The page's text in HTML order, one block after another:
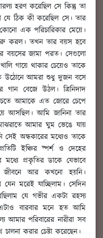
হরণ করেছিল সে কিন্তু তা
ঠিক কী করেছিল সে। তার
এক পরিচারিকার মেয়ে।
করল। তখন তার বয়স হবে
বয়সের জামা পরত। সেগুলো
গায়ে থাকার চেয়েও তাকে
উঠোনে আমরা শুধু দুজন বসে
গান বেজে উঠল। ত্রিনিদাদ
আমাকে এত জোরে চেপে
আসছিল। আমি জানিনা তার
আমার ঘুম ভেঙে যায়
অন্ধকারের মধ্যেও তাকে
ইঞ্চির ষ্পর্শ ও দেহের
প্রকৃতির ডাকে যেভাবে
জীবনে আর কখনো হয়নি।
মরেই যাচ্ছিলাম। সেদিন
যে গভীর একটা রহস্য
বারবার মনে হত আমি
আমার পরিবারের নারীরা সব
করার চেষ্টা করেছেন।